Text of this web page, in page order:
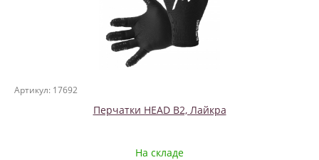
Артикул: 17692
Перчатки HEAD B2, Лайкра
На складе